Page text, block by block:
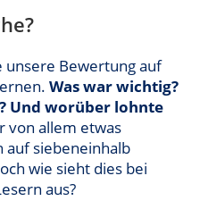
unsere Bewertung auf
Was war wichtig?
Und worüber lohnte
von allem etwas
siebeneinhalb
wie sieht dies bei
aus?